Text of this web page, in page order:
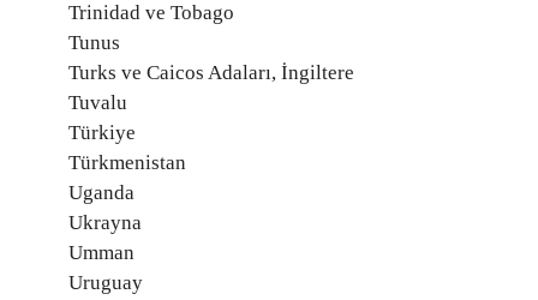
Trinidad ve Tobago
Tunus
Turks ve Caicos Adaları, İngiltere
Tuvalu
Türkiye
Türkmenistan
Uganda
Ukrayna
Umman
Uruguay